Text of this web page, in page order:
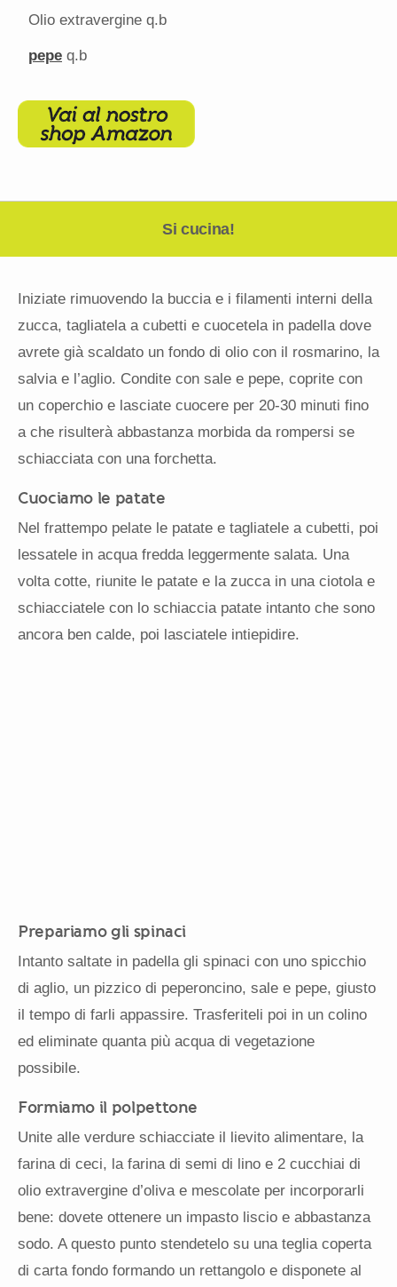
Olio extravergine q.b
pepe q.b
Si cucina!
Iniziate rimuovendo la buccia e i filamenti interni della
zucca, tagliatela a cubetti e cuocetela in padella dove
avrete già scaldato un fondo di olio con il rosmarino, la
salvia e l’aglio. Condite con sale e pepe, coprite con
un coperchio e lasciate cuocere per 20-30 minuti fino
a che risulterà abbastanza morbida da rompersi se
schiacciata con una forchetta.
Cuociamo le patate
Nel frattempo pelate le patate e tagliatele a cubetti, poi
lessatele in acqua fredda leggermente salata. Una
volta cotte, riunite le patate e la zucca in una ciotola e
schiacciatele con lo schiaccia patate intanto che sono
ancora ben calde, poi lasciatele intiepidire.
Prepariamo gli spinaci
Intanto saltate in padella gli spinaci con uno spicchio
di aglio, un pizzico di peperoncino, sale e pepe, giusto
il tempo di farli appassire. Trasferiteli poi in un colino
ed eliminate quanta più acqua di vegetazione
possibile.
Formiamo il polpettone
Unite alle verdure schiacciate il lievito alimentare, la
farina di ceci, la farina di semi di lino e 2 cucchiai di
olio extravergine d’oliva e mescolate per incorporarli
bene: dovete ottenere un impasto liscio e abbastanza
sodo. A questo punto stendetelo su una teglia coperta
di carta fondo formando un rettangolo e disponete al